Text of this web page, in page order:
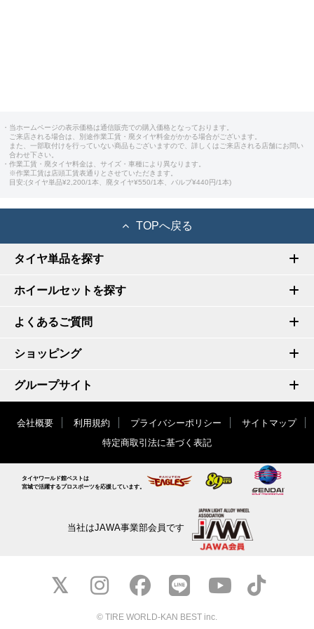
・当ホームページの表示価格は通信販売での購入価格となっております。
ご来店される場合は、別途作業工賃・廃タイヤ料金がかかる場合がございます。
また、一部取付けを行っていない商品もございますので、詳しくはご来店される店舗にお問い
合わせ下さい。
・作業工賃・廃タイヤ料金は、サイズ・車種により異なります。
※作業工賃は店頭工賃表通りとさせていただきます。
目安:(タイヤ単品¥2,200/1本、廃タイヤ¥550/1本、バルブ¥440円/1本)
TOPへ戻る
タイヤ単品を探す
ホイールセットを探す
よくあるご質問
ショッピング
グループサイト
会社概要 利用規約 プライバシーポリシー
サイトマップ
特定商取引法に基づく表記
タイヤワールド館ベストは
宮城で活躍するプロスポーツを応援しています。
当社はJAWA事業部会員です
© TIRE WORLD-KAN BEST inc.